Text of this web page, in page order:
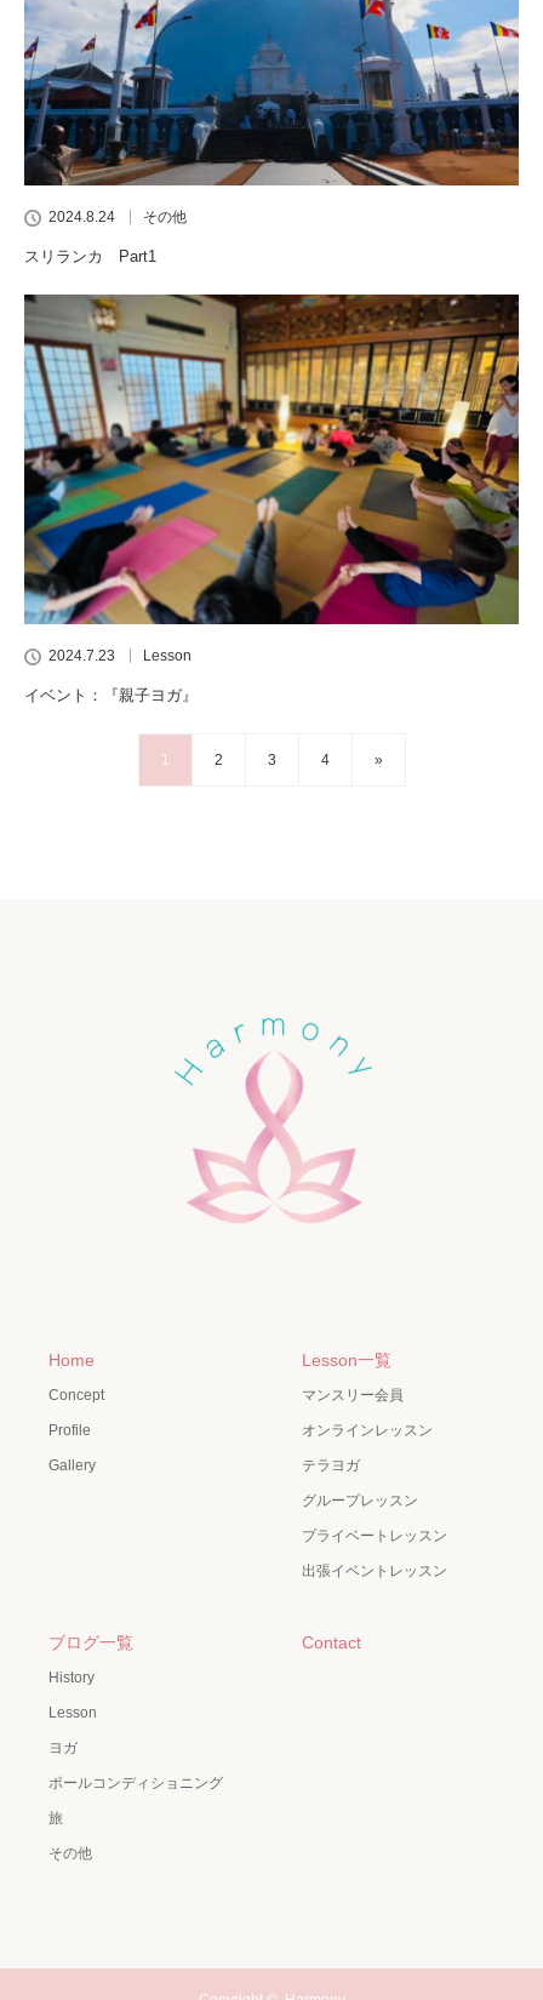
2024.8.24 その他
スリランカ Part1
2024.7.23 Lesson
イベント：『親子ヨガ』
1 2 3 4 »
Home
Concept
Profile
Gallery
Lesson一覧
マンスリー会員
オンラインレッスン
テラヨガ
グループレッスン
プライベートレッスン
出張イベントレッスン
ブログ一覧
History
Lesson
ヨガ
ポールコンディショニング
旅
その他
Contact